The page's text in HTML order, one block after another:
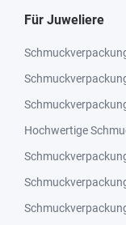
Für Juweliere
Hochwertige